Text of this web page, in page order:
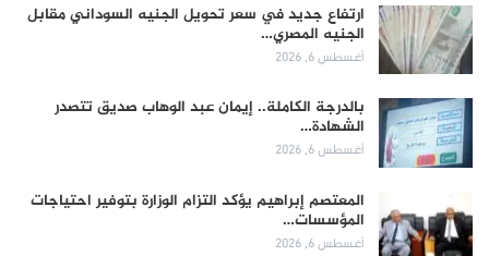
ارتفاع جديد في سعر تحويل الجنيه السوداني مقابل
الجنيه المصري…
أغسطس 6, 2026
بالدرجة الكاملة.. إيمان عبد الوهاب صديق تتصدر
الشهادة…
أغسطس 6, 2026
المعتصم إبراهيم يؤكد التزام الوزارة بتوفير احتياجات
المؤسسات…
أغسطس 6, 2026